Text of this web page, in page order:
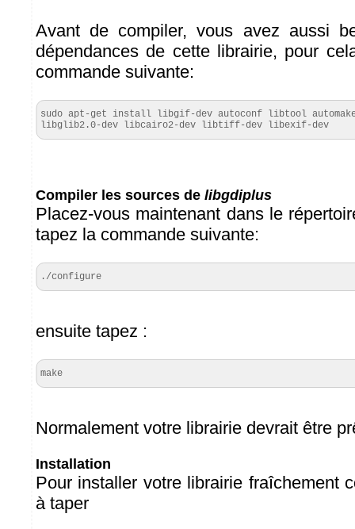
Avant de compiler, vous avez aussi
dépendances de cette librairie, pour
commande suivante:
sudo apt-get install libgif-dev autoconf libtool
libglib2.0-dev libcairo2-dev libtiff-dev libexif-dev
Compiler les sources de libgdiplus
Placez-vous maintenant dans le
tapez la commande suivante:
./configure
ensuite tapez :
make
Normalement votre librairie devrait être
Installation
Pour installer votre librairie fraîchement
à taper